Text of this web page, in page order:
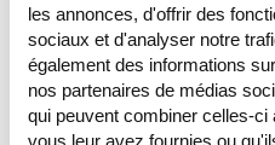
les annonces, d'offrir des
sociaux et d'analyser notre
également des informations
nos partenaires de médias
qui peuvent combiner celles-
vous leur avez fournies ou